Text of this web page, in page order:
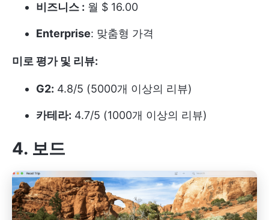
비즈니스 : 월 $ 16.00
Enterprise: 맞춤형 가격
미로 평가 및 리뷰:
G2: 4.8/5 (5000개 이상의 리뷰)
카테라: 4.7/5 (1000개 이상의 리뷰)
4. 보드